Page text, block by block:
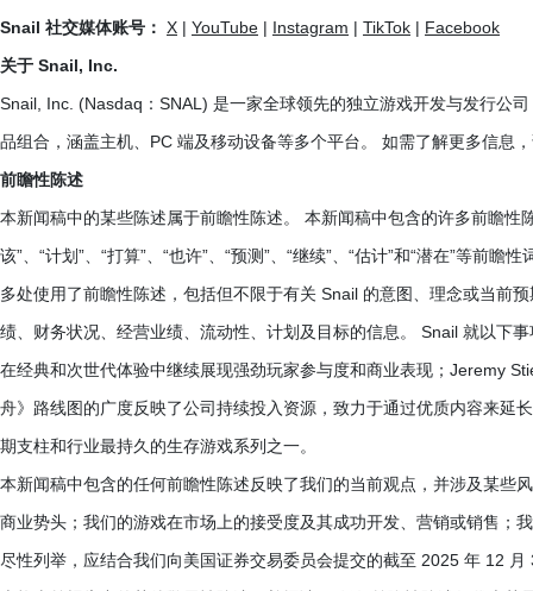
Snail 社交媒体账号： X | YouTube | Instagram | TikTok | Facebook
关于 Snail, Inc.
Snail, Inc. (Nasdaq：SNAL) 是一家全球领先的独立游戏开发与发行公
品组合，涵盖主机、PC 端及移动设备等多个平台。 如需了解更多信息
前瞻性陈述
本新闻稿中的某些陈述属于前瞻性陈述。 本新闻稿中包含的许多前瞻性
该”、“计划”、“打算”、“也许”、“预测”、“继续”、“估计”和“潜在”等前
多处使用了前瞻性陈述，包括但不限于有关 Snail 的意图、理念或当前
绩、财务状况、经营业绩、流动性、计划及目标的信息。 Snail 就以下
在经典和次世代体验中继续展现强劲玩家参与度和商业表现；Jeremy
舟》路线图的广度反映了公司持续投入资源，致力于通过优质内容来延
期支柱和行业最持久的生存游戏系列之一。
本新闻稿中包含的任何前瞻性陈述反映了我们的当前观点，并涉及某些
商业势头；我们的游戏在市场上的接受度及其成功开发、营销或销售；
尽性列举，应结合我们向美国证券交易委员会提交的截至 2025 年 12